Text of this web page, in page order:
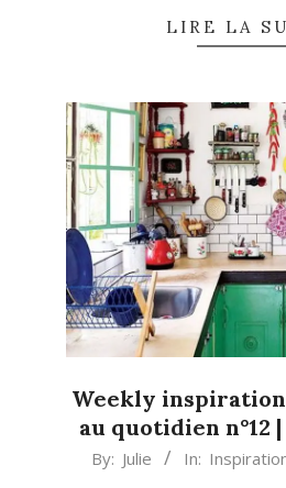
LIRE LA
Weekly inspiration
au quotidien n°12 |
2021-
By: Julie In: